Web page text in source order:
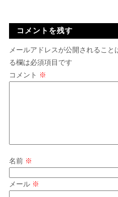
コメントを残す
メールアドレスが公開されること
る欄は必須項目です
コメント ※
名前 ※
メール ※